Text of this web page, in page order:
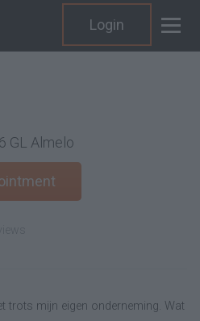
Login
GL Almelo
trots mijn eigen onderneming. Wat